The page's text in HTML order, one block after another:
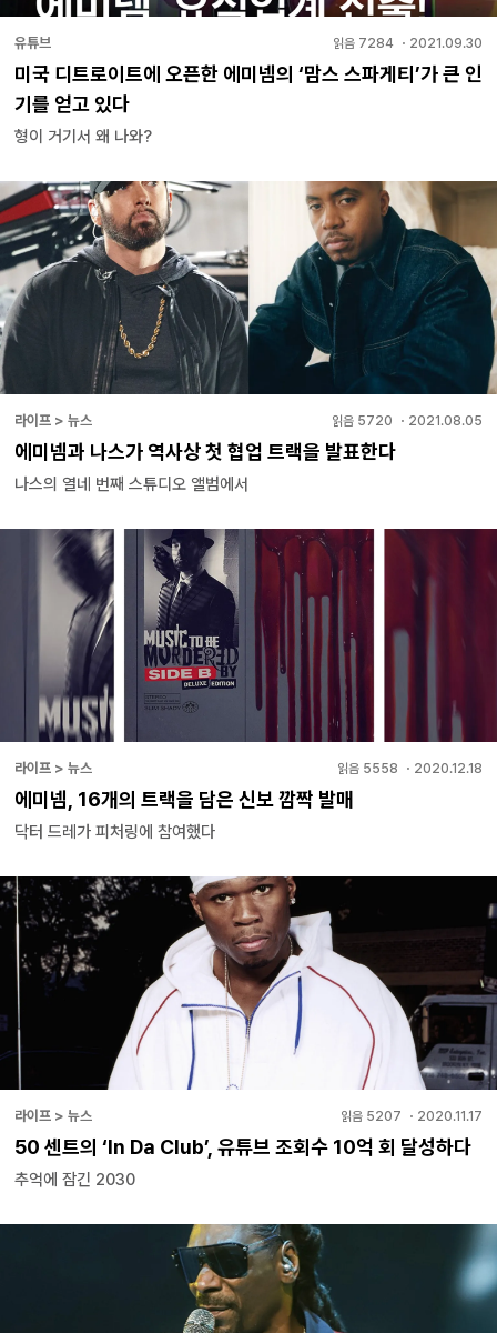
유튜브 읽음 7284 ・ 2021.09.30
미국 디트로이트에 오픈한 에미넴의 ‘맘스 스파게티’가 큰 인
기를 얻고 있다
형이 거기서 왜 나와?
라이프 > 뉴스 읽음 5720 ・ 2021.08.05
에미넴과 나스가 역사상 첫 협업 트랙을 발표한다
나스의 열네 번째 스튜디오 앨범에서
라이프 > 뉴스 읽음 5558 ・ 2020.12.18
에미넴, 16개의 트랙을 담은 신보 깜짝 발매
닥터 드레가 피처링에 참여했다
라이프 > 뉴스 읽음 5207 ・ 2020.11.17
50 센트의 ‘In Da Club’, 유튜브 조회수 10억 회 달성하다
추억에 잠긴 2030